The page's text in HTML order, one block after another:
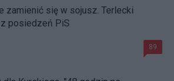
zamienić się w sojusz. Terlecki
posiedzeń PiS
89